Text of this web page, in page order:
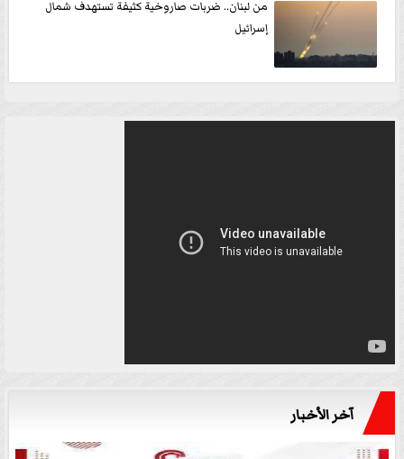
من لبنان.. ضربات صاروخية كثيفة تستهدف شمال
إسرائيل
آخر الأخبار